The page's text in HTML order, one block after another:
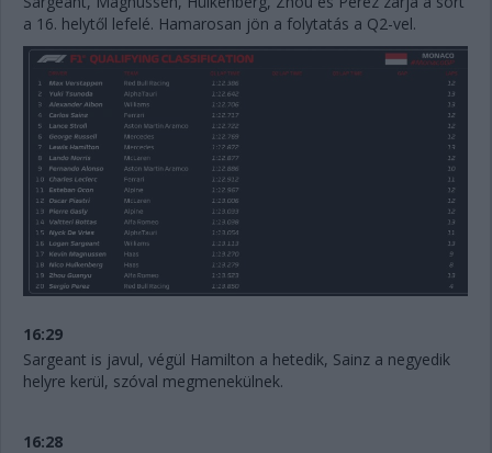
a 16. helytől lefelé. Hamarosan jön a folytatás a Q2-vel.
16:29
Sargeant is javul, végül Hamilton a hetedik, Sainz a negyedik
helyre kerül, szóval megmenekülnek.
16:28